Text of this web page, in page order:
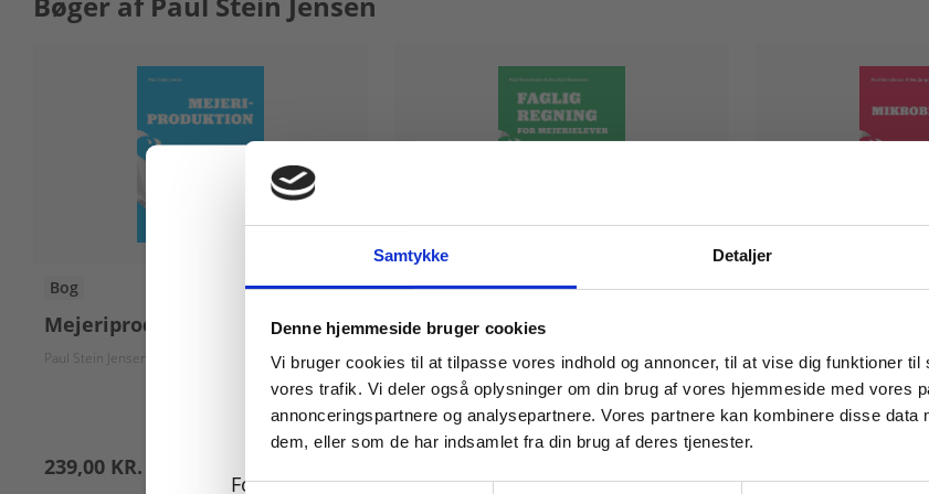
Samtykke Detaljer
Denne hjemmeside bruger cookies
Vi bruger cookies til at tilpasse vores indhold og annoncer, til at vise dig funktioner
vores trafik. Vi deler også oplysninger om din brug af vores hjemmeside med vores
annonceringspartnere og analysepartnere. Vores partnere kan kombinere disse data
dem, eller som de har indsamlet fra din brug af deres tjenester.
Bog
Mejeriproduktion
Paul Stein Jensen
239,00 KR.
Bog
Faglig regning for mejerielever
Jens Karl Rasmussen Paul Stein Jensen
Bog
Jens Jørgen Nielsen Paul
Køb læremidler og find masterclasses mm.
For privatkunder og
For institutioner og